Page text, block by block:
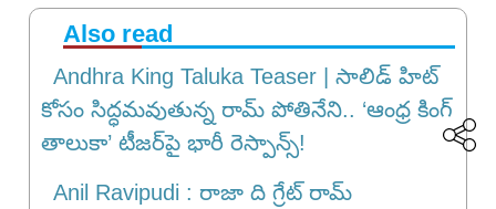
Also read
Andhra King Taluka Teaser | సాలిడ్ హిట్
కోసం సిద్ధమవుతున్న రామ్ పోతినేని.. ‘ఆంధ్ర కింగ్
తాలుకా’ టీజర్‌పై భారీ రెస్పాన్స్!
Anil Ravipudi : రాజా ది గ్రేట్ రామ్